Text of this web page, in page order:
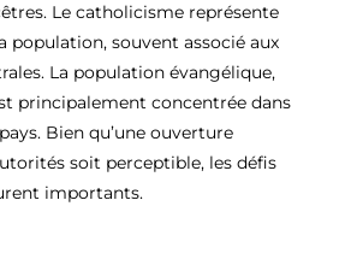
Le catholicisme représente
population, souvent associé aux
La population évangélique,
principalement concentrée dans
Bien qu’une ouverture
soit perceptible, les défis
importants.